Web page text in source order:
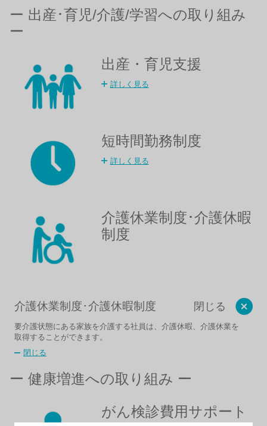
ー 出産･育児/介護/学習への取り組み
ー
出産・育児支援
詳しく見る
短時間勤務制度
詳しく見る
介護休業制度･介護休暇
制度​
閉じる
介護休業制度･介護休暇制度​
要介護状態にある家族を介護する社員は、​介護休暇、介護休業を
取得することができます。
閉じる
ー 健康増進への取り組み ー
がん検診費用サポート